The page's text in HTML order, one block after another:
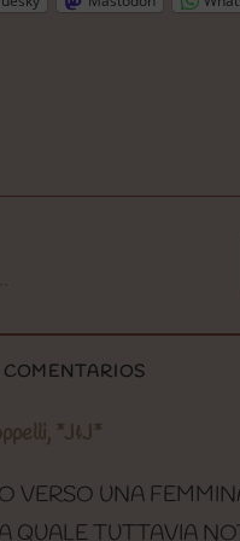
*J&J*
VERSO UNA
QUALE TUTTAVIA